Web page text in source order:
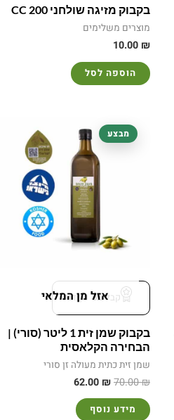
בקבוק מזיגה שולחני 200 CC
מוצרים משלימים
10.00 ₪
הוספה לסל
אזל מן המלאיקבל 62 נקודות
מבצע
בקבוק שמן זית 1 ליטר (סורי) |
הבחירה הקלאסית
שמן זית כתית מעולה זן סורי
70.00₪
המחיר
המקורי
היה:
70.00 ₪.
62.00 ₪
הנוכחי
62.00 ₪.
מידע נוסף